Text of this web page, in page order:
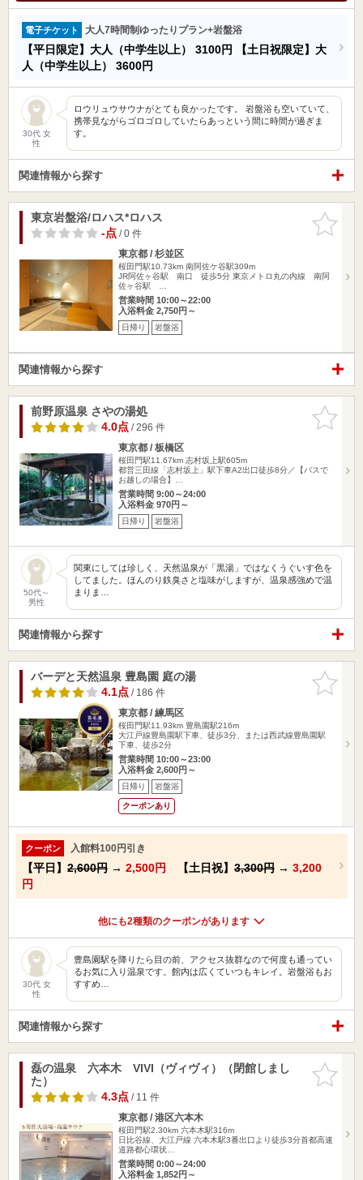
電子チケット 大人7時間制ゆったりプラン+岩盤浴
【平日限定】大人（中学生以上） 3100円
【土日祝限定】大
人（中学生以上） 3600円
30代 女
性
ロウリュウサウナがとても良かったです。 岩盤浴も空いていて、
携帯見ながらゴロゴロしていたらあっという間に時間が過ぎま
す。
関連情報から探す
お気に入
りに追加
東京岩盤浴/ロハス*ロハス
-点/ 0 件
東京都 / 杉並区
桜田門駅10.73km 南阿佐ケ谷駅309m
JR阿佐ヶ谷駅 南口 徒歩5分 東京メトロ丸の内線 南阿
佐ヶ谷駅 …
営業時間 10:00～22:00
入浴料金 2,750円～
日帰り 岩盤浴
関連情報から探す
お気に入
りに追加
前野原温泉 さやの湯処
4.0点/ 296 件
東京都 / 板橋区
桜田門駅11.67km 志村坂上駅605m
都営三田線「志村坂上」駅下車A2出口徒歩8分／【バスで
お越しの場合】…
営業時間 9:00～24:00
入浴料金 970円～
日帰り 岩盤浴
50代～
男性
関東にしては珍しく、天然温泉が「黒湯」ではなくうぐいす色を
してました。ほんのり鉄臭さと塩味がしますが、温泉感強めで温
まりま…
関連情報から探す
お気に入
りに追加
バーデと天然温泉 豊島園 庭の湯
4.1点/ 186 件
東京都 / 練馬区
桜田門駅11.93km 豊島園駅216m
大江戸線豊島園駅下車、徒歩3分、または西武線豊島園駅
下車、徒歩2分
営業時間 10:00～23:00
入浴料金 2,600円～
日帰り 岩盤浴
クーポンあり
クーポン 入館料100円引き
【平日】 2,600円 → 2,500円 【土日祝】 3,300円 → 3,200
円
他にも2種類のクーポンがあります
30代 女
性
豊島園駅を降りたら目の前、アクセス抜群なので何度も通ってい
るお気に入り温泉です。館内は広くていつもキレイ。岩盤浴もお
すすめ…
関連情報から探す
お気に入
りに追加
磊の温泉 六本木 VIVI（ヴィヴィ）（閉館しまし
た）
4.3点/ 11 件
東京都 / 港区六本木
桜田門駅2.30km 六本木駅316m
日比谷線、大江戸線 六本木駅3番出口より徒歩3分首都高速
道路都心環状…
営業時間 0:00～24:00
入浴料金 1,852円～